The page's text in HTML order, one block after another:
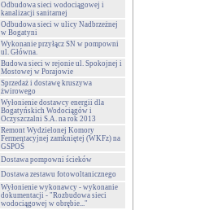
Odbudowa sieci wodociągowej i
kanalizacji sanitarnej
Odbudowa sieci w ulicy Nadbrzeżnej
w Bogatyni
Wykonanie przyłącz SN w pompowni
ul. Główna.
Budowa sieci w rejonie ul. Spokojnej i
Mostowej w Porajowie
Sprzedaż i dostawę kruszywa
żwirowego
Wyłonienie dostawcy energii dla
Bogatyńskich Wodociągów i
Oczyszczalni S.A. na rok 2013
Remont Wydzielonej Komory
Fermentacyjnej zamkniętej (WKFz) na
GSPOŚ
Dostawa pompowni ścieków
Dostawa zestawu fotowoltanicznego
Wyłonienie wykonawcy - wykonanie
dokumentacji - "Rozbudowa sieci
wodociągowej w obrębie..."